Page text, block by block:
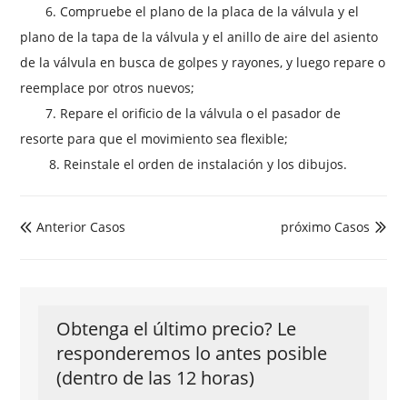
6. Compruebe el plano de la placa de la válvula y el
plano de la tapa de la válvula y el anillo de aire del asiento
de la válvula en busca de golpes y rayones, y luego repare o
reemplace por otros nuevos;
7. Repare el orificio de la válvula o el pasador de
resorte para que el movimiento sea flexible;
8. Reinstale el orden de instalación y los dibujos.
 Anterior Casos 
próximo Casos
Obtenga el último precio? Le
responderemos lo antes posible
(dentro de las 12 horas)